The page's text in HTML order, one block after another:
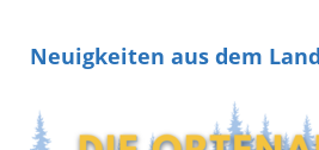
Neuigkeiten aus dem